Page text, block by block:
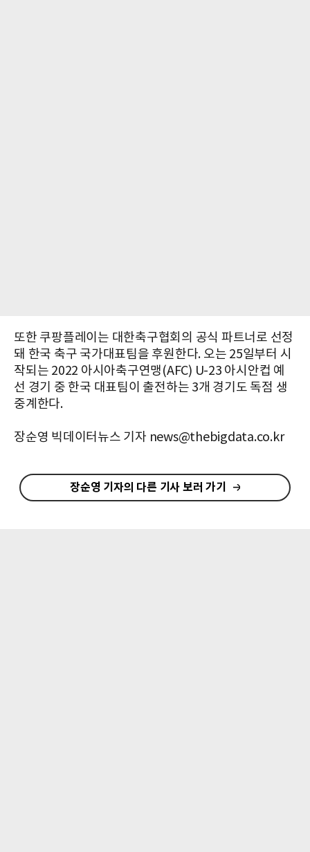
또한 쿠팡플레이는 대한축구협회의 공식 파트너로 선정
돼 한국 축구 국가대표팀을 후원한다. 오는 25일부터 시
작되는 2022 아시아축구연맹(AFC) U-23 아시안컵 예
선 경기 중 한국 대표팀이 출전하는 3개 경기도 독점 생
중계한다.
장순영 빅데이터뉴스 기자 news@thebigdata.co.kr
장순영 기자의 다른 기사 보러 가기